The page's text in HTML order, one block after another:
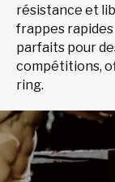
résistance et
frappes
parfaits pour
compétitions,
ring.